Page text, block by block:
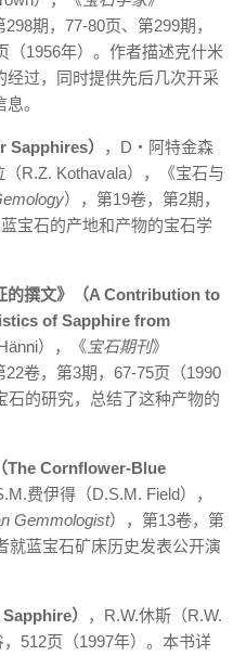
期，77-80页、第299期，
（1956年）。作者描述克什米
过，同时提供先后几次开采
。
Sapphires）
，D‧阿特金森
（R.Z. Kothavala），《宝石与
），第19卷，第2期，
宝石的产地和产物的宝石学
的撰文》（A Contribution to
of Sapphire from
），《 宝石期刊》
22卷，第3期，67-75页（1990
石的研究，总结了这种产物的
The Cornflower-Blue
费伊得（D.S.M. Field），
Gemmologist），第13卷，第
就蓝宝石矿床历史发表公开演
）
，R.W.休斯（R.W.
512页（1997年）。本书详